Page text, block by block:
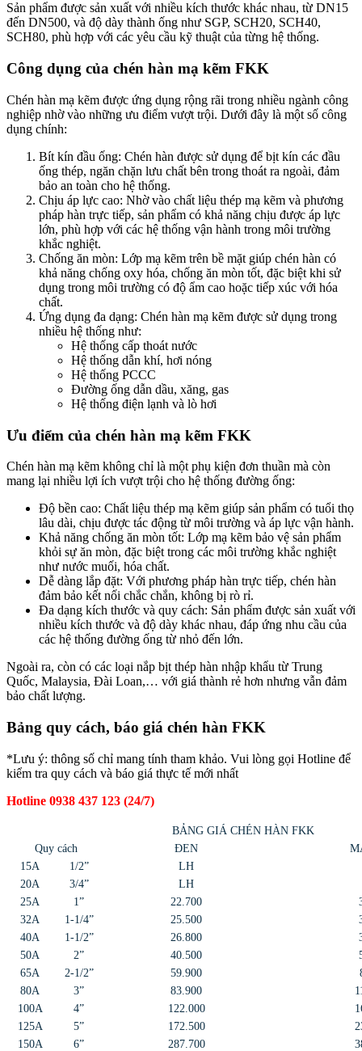
Sản phẩm được sản xuất với nhiều kích thước khác nhau, từ DN15
đến DN500, và độ dày thành ống như SGP, SCH20, SCH40,
SCH80, phù hợp với các yêu cầu kỹ thuật của từng hệ thống.
Công dụng của chén hàn mạ kẽm FKK
Chén hàn mạ kẽm được ứng dụng rộng rãi trong nhiều ngành công
nghiệp nhờ vào những ưu điểm vượt trội. Dưới đây là một số công
dụng chính:
Bít kín đầu ống: Chén hàn được sử dụng để bịt kín các đầu
ống thép, ngăn chặn lưu chất bên trong thoát ra ngoài, đảm
bảo an toàn cho hệ thống.
Chịu áp lực cao: Nhờ vào chất liệu thép mạ kẽm và phương
pháp hàn trực tiếp, sản phẩm có khả năng chịu được áp lực
lớn, phù hợp với các hệ thống vận hành trong môi trường
khắc nghiệt.
Chống ăn mòn: Lớp mạ kẽm trên bề mặt giúp chén hàn có
khả năng chống oxy hóa, chống ăn mòn tốt, đặc biệt khi sử
dụng trong môi trường có độ ẩm cao hoặc tiếp xúc với hóa
chất.
Ứng dụng đa dạng: Chén hàn mạ kẽm được sử dụng trong
nhiều hệ thống như:
Hệ thống cấp thoát nước
Hệ thống dẫn khí, hơi nóng
Hệ thống PCCC
Đường ống dẫn dầu, xăng, gas
Hệ thống điện lạnh và lò hơi
Ưu điểm của chén hàn mạ kẽm FKK
Chén hàn mạ kẽm không chỉ là một phụ kiện đơn thuần mà còn
mang lại nhiều lợi ích vượt trội cho hệ thống đường ống:
Độ bền cao: Chất liệu thép mạ kẽm giúp sản phẩm có tuổi thọ
lâu dài, chịu được tác động từ môi trường và áp lực vận hành.
Khả năng chống ăn mòn tốt: Lớp mạ kẽm bảo vệ sản phẩm
khỏi sự ăn mòn, đặc biệt trong các môi trường khắc nghiệt
như nước muối, hóa chất.
Dễ dàng lắp đặt: Với phương pháp hàn trực tiếp, chén hàn
đảm bảo kết nối chắc chắn, không bị rò rỉ.
Đa dạng kích thước và quy cách: Sản phẩm được sản xuất với
nhiều kích thước và độ dày khác nhau, đáp ứng nhu cầu của
các hệ thống đường ống từ nhỏ đến lớn.
Ngoài ra, còn có các loại nắp bịt thép hàn nhập khẩu từ Trung
Quốc, Malaysia, Đài Loan,… với giá thành rẻ hơn nhưng vẫn đảm
bảo chất lượng.
Bảng quy cách, báo giá chén hàn FKK
*Lưu ý: thông số chỉ mang tính tham khảo. Vui lòng gọi Hotline để
kiểm tra quy cách và báo giá thực tế mới nhất
Hotline 0938 437 123 (24/7)
BẢNG GIÁ CHÉN HÀN FKK
Quy cách
ĐEN
15A
1/2”
LH
20A
3/4”
LH
25A
1” 22.700
32A
1-1/4” 25.500
40A
1-1/2” 26.800
50A
2” 40.500
65A
2-1/2” 59.900
80A
3” 83.900
100A
4” 122.000
125A
5” 172.500
150A
6” 287.700